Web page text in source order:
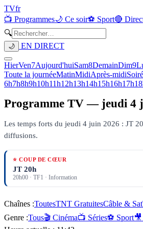
TVfr
📺 Programmes🌙 Ce soir⚽ Sport🔴
🔍
🌙 EN DIRECT
HierVen7Aujourd'huiSam8DemainDim9
Toute la journéeMatinMidiAprès-midi
6h7h8h9h10h11h12h13h14h15h16h17h
Programme TV — jeudi 4
Les temps forts du jeudi 4 juin 2026 : JT
diffusions.
⭐ COUP DE CŒUR
JT 20h
20h00 · TF1 · Information
Chaînes :ToutesTNT GratuitesCâble & Sat
Genre :Tous🎬 Cinéma📺 Séries⚽ Sport